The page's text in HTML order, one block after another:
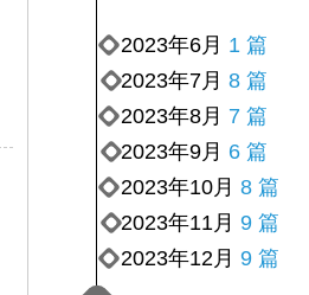
2023年12月 9 篇
2023年11月 9 篇
2023年10月 8 篇
2023年9月 6 篇
2023年8月 7 篇
2023年7月 8 篇
2023年6月 1 篇